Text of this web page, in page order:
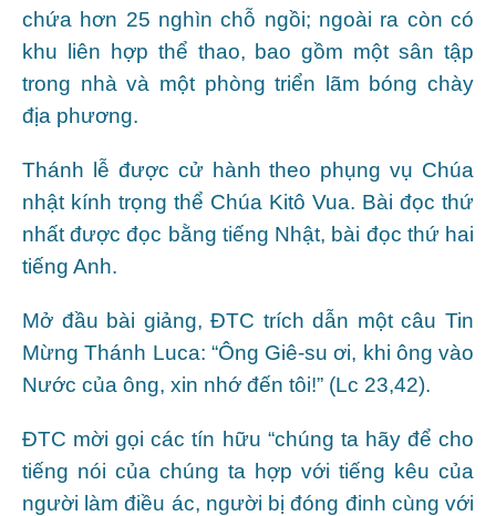
chứa hơn 25 nghìn chỗ ngồi; ngoài ra còn có
khu liên hợp thể thao, bao gồm một sân tập
trong nhà và một phòng triển lãm bóng chày
địa phương.
Thánh lễ được cử hành theo phụng vụ Chúa
nhật kính trọng thể Chúa Kitô Vua. Bài đọc thứ
nhất được đọc bằng tiếng Nhật, bài đọc thứ hai
tiếng Anh.
Mở đầu bài giảng, ĐTC trích dẫn một câu Tin
Mừng Thánh Luca: “Ông Giê-su ơi, khi ông vào
Nước của ông, xin nhớ đến tôi!” (Lc 23,42).
ĐTC mời gọi các tín hữu “chúng ta hãy để cho
tiếng nói của chúng ta hợp với tiếng kêu của
người làm điều ác, người bị đóng đinh cùng với